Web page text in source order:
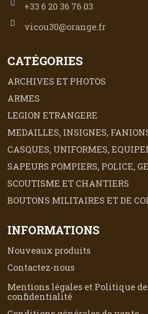
+33 6 20 36 76 03
vicou30@orange.fr
CATÉGORIES
ARCHIVES ET PHOTOS
ARMES
LEGION ETRANGERE
MEDAILLES, INSIGNES,
CASQUES, UNIFORMES,
SAPEURS POMPIERS, POLICE,
SCOUTISME ET CHANTIERS
BOUTONS MILITAIRES ET DE
INFORMATIONS
Nouveaux produits
Contactez-nous
Mentions légales et Politique de
confidentialité